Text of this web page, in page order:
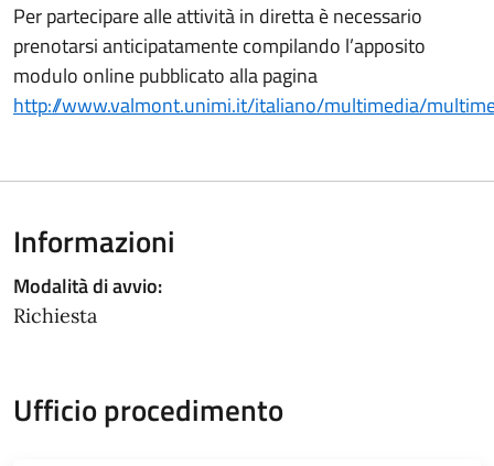
Per partecipare alle attività in diretta è necessario
prenotarsi anticipatamente compilando l’apposito
modulo online pubblicato alla pagina
http://www.valmont.unimi.it/italiano/multimedia/
Informazioni
Modalità di avvio:
Richiesta
Ufficio procedimento